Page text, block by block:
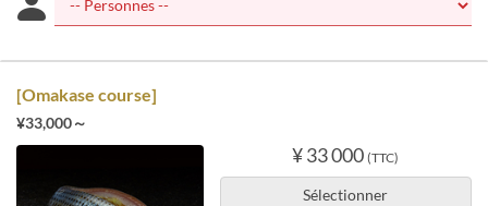
[Omakase course]
¥33,000～
¥ 33 000 (TTC)
Sélectionner